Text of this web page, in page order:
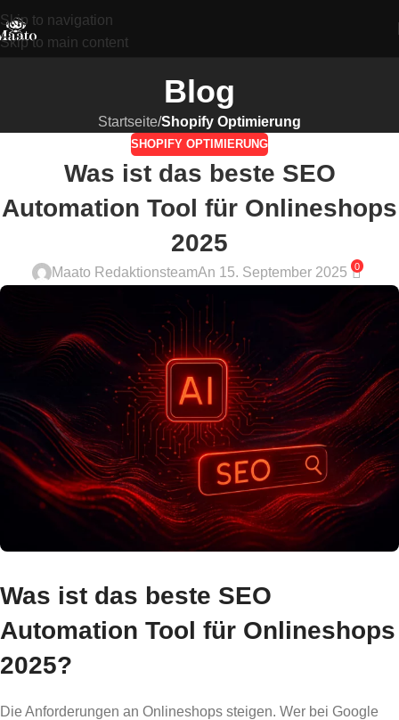
Skip to navigation
Skip to main content
Blog
Startseite/Shopify Optimierung
SHOPIFY OPTIMIERUNG
Was ist das beste SEO
Automation Tool für Onlineshops
2025
Maato RedaktionsteamAn 15. September 2025 0
Was ist das beste SEO
Automation Tool für Onlineshops
2025?
Die Anforderungen an Onlineshops steigen. Wer bei Google